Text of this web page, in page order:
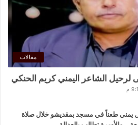
مقالات
لرحيل الشاعر اليمني كريم الحنكي
يمني طعناً في مسجد بمقديشو خلال صلاة